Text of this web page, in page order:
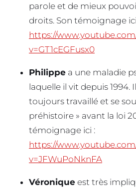
parole et de mieux
droits. Son témoignage
https://
v=GT1cEGFusx0
Philippe a une maladie
laquelle il vit depuis 1994.
toujours travaillé et se
préhistoire » avant la loi
témoignage ici :
https://
v=JFWuPoNknFA
Véronique est très